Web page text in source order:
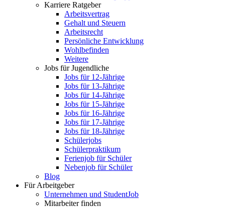
Karriere Ratgeber
Arbeitsvertrag
Gehalt und Steuern
Arbeitsrecht
Persönliche Entwicklung
Wohlbefinden
Weitere
Jobs für Jugendliche
Jobs für 12-Jährige
Jobs für 13-Jährige
Jobs für 14-Jährige
Jobs für 15-Jährige
Jobs für 16-Jährige
Jobs für 17-Jährige
Jobs für 18-Jährige
Schülerjobs
Schülerpraktikum
Ferienjob für Schüler
Nebenjob für Schüler
Blog
Für Arbeitgeber
Unternehmen und StudentJob
Mitarbeiter finden